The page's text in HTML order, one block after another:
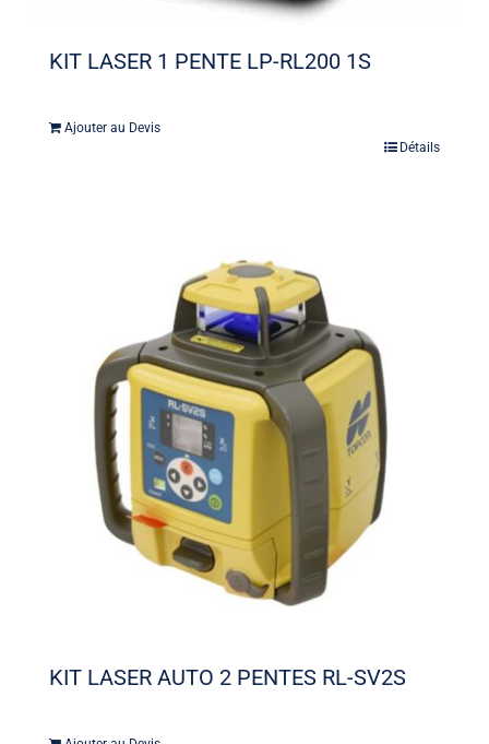
KIT LASER 1 PENTE LP-RL200 1S
Ajouter au Devis
Détails
KIT LASER AUTO 2 PENTES RL-SV2S